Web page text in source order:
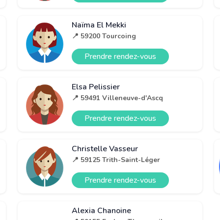
Naïma El Mekki
📍 59200 Tourcoing
Prendre rendez-vous
Elsa Pelissier
📍 59491 Villeneuve-d'Ascq
Prendre rendez-vous
Christelle Vasseur
📍 59125 Trith-Saint-Léger
Prendre rendez-vous
Alexia Chanoine